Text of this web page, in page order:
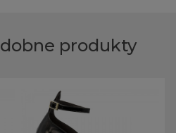
produkty